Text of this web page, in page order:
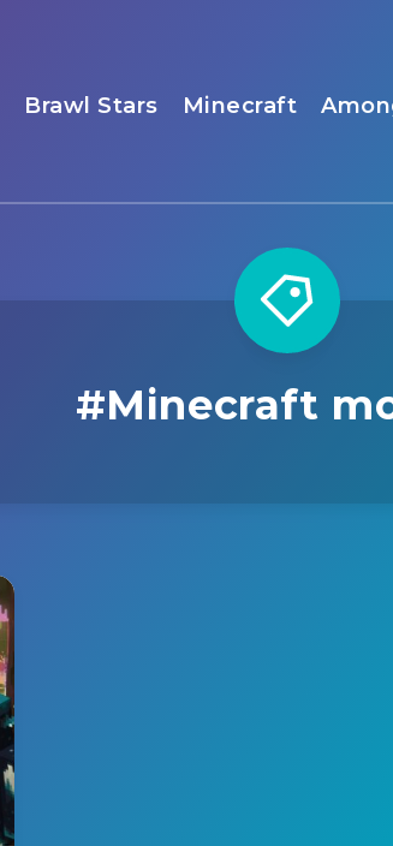
Brawl Stars Minecraft
#Minecraft